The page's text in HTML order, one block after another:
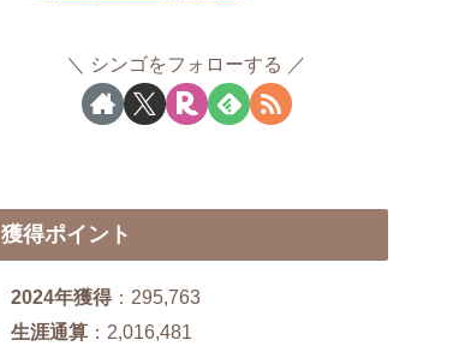
シンゴをフォローする
獲得ポイント
2024年獲得：295,763
生涯通算 ：2,016,481